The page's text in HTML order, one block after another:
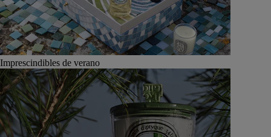
Imprescindibles de verano